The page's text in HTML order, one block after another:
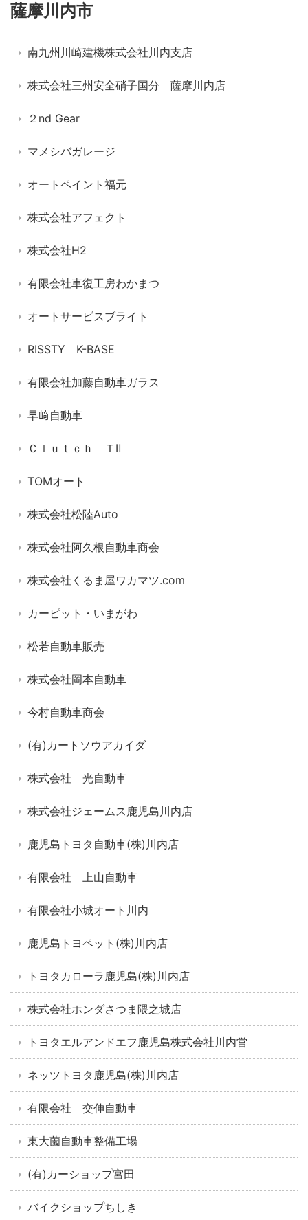
薩摩川内市
南九州川崎建機株式会社川内支店
株式会社三州安全硝子国分 薩摩川内店
２nd Gear
マメシバガレージ
オートペイント福元
株式会社アフェクト
株式会社H2
有限会社車復工房わかまつ
オートサービスブライト
RISSTY K-BASE
有限会社加藤自動車ガラス
早﨑自動車
Ｃｌｕｔｃｈ ＴⅡ
TOMオート
株式会社松陸Auto
株式会社阿久根自動車商会
株式会社くるま屋ワカマツ.com
カーピット・いまがわ
松若自動車販売
株式会社岡本自動車
今村自動車商会
(有)カートソウアカイダ
株式会社 光自動車
株式会社ジェームス鹿児島川内店
鹿児島トヨタ自動車(株)川内店
有限会社 上山自動車
有限会社小城オート川内
鹿児島トヨペット(株)川内店
トヨタカローラ鹿児島(株)川内店
株式会社ホンダさつま隈之城店
トヨタエルアンドエフ鹿児島株式会社川内営
ネッツトヨタ鹿児島(株)川内店
有限会社 交伸自動車
東大薗自動車整備工場
(有)カーショップ宮田
バイクショップちしき